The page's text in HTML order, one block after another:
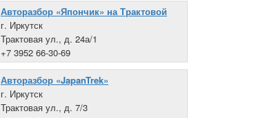
Авторазбор «Япончик» на Трактовой
г. Иркутск
Трактовая ул., д. 24а/1
+7 3952 66-30-69
Авторазбор «JapanTrek»
г. Иркутск
Трактовая ул., д. 7/3